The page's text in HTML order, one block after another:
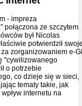
- impreza
połączona ze szczytem
był Nicolas
potwierdził
zorganizowaniem e-
"cywilizowanego
o potrzebie
co dzieje się w sieci,
tematy takie, jak
internetu na